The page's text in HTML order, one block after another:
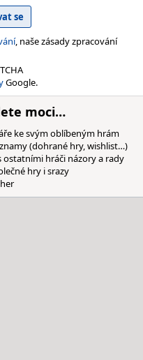
, naše zásady zpracování
Google.
moci…
ke svým oblíbeným hrám
(dohrané hry, wishlist…)
ostatními hráči názory a rady
hry i srazy